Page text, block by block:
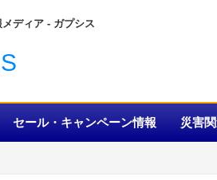
ディア
セール・キャンペーン情報 災害